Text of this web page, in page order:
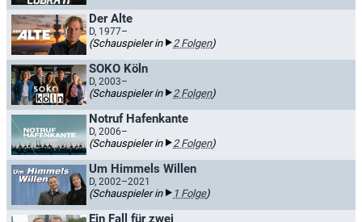
Der Alte
D, 1977–
(Schauspieler in 2 Folgen)
SOKO Köln
D, 2003–
(Schauspieler in 2 Folgen)
Notruf Hafenkante
D, 2006–
(Schauspieler in 2 Folgen)
Um Himmels Willen
D, 2002–2021
(Schauspieler in 1 Folge)
Ein Fall für zwei